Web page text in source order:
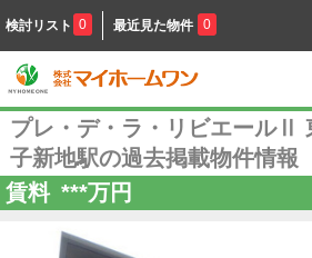
検討リスト 0 最近見た物件 0
プレ・デ・ラ・リビエールⅡ
子新地駅の過去掲載物件情報
賃料 ***万円